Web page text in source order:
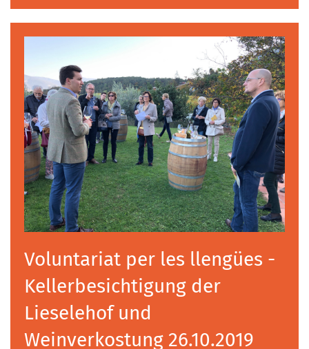
Voluntariat per les llengües -
Kellerbesichtigung der
Lieselehof und
Weinverkostung 26.10.2019